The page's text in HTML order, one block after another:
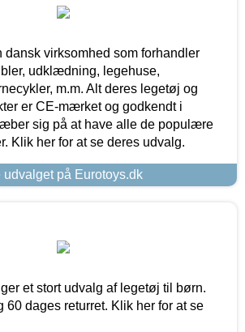
dansk virksomhed som forhandler
udklædning, legehuse,
m.m. Alt deres legetøj og
er CE-mærket og godkendt i
sig på at have alle de populære
Klik her for at se deres udvalg.
udvalget på Eurotoys.dk
et stort udvalg af legetøj til børn.
60 dages returret. Klik her for at se